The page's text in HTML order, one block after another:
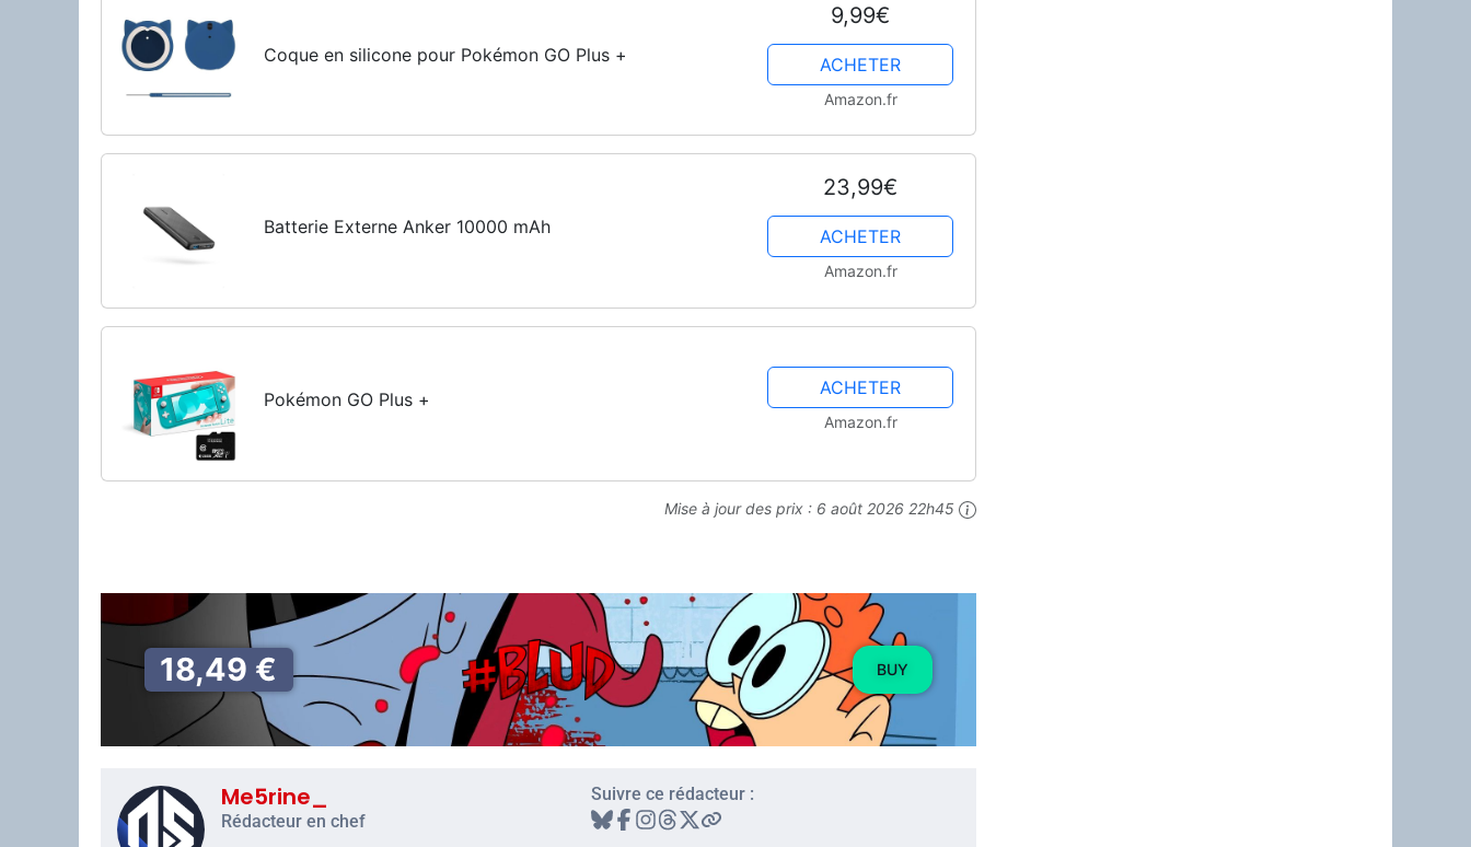
Coque en silicone pour Pokémon GO Plus +
9,99€
ACHETER
Amazon.fr
Batterie Externe Anker 10000 mAh
23,99€
ACHETER
Amazon.fr
Pokémon GO Plus +
ACHETER
Amazon.fr
Mise à jour des prix : 6 août 2026 22h45
18,49 € BUY
Me5rine_
Rédacteur en chef
Suivre ce rédacteur :